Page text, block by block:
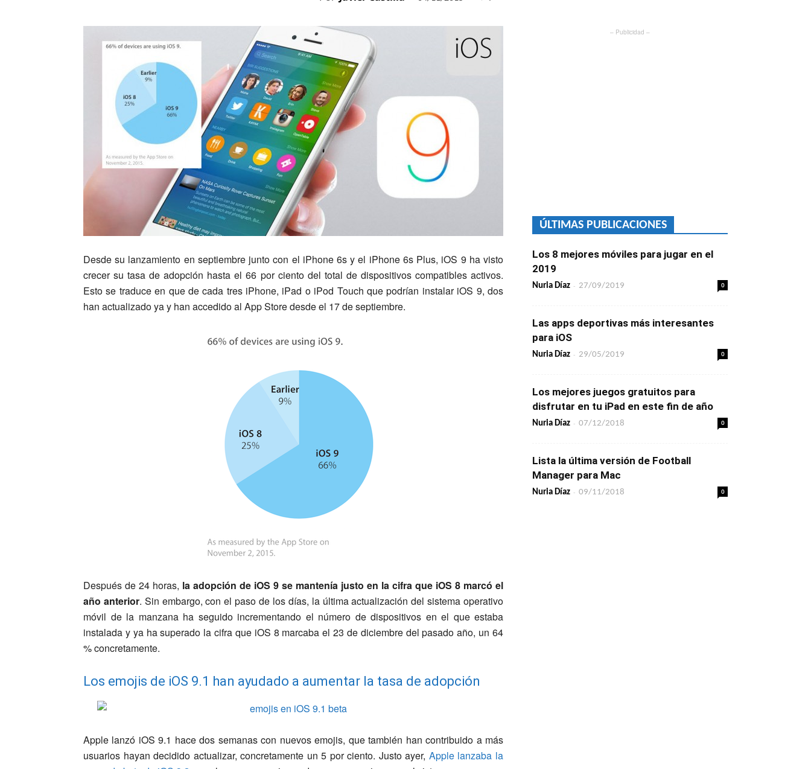
Desde su lanzamiento en septiembre junto con el iPhone 6s y el iPhone 6s Plus, iOS 9 ha visto
crecer su tasa de adopción hasta el 66 por ciento del total de dispositivos compatibles activos.
Esto se traduce en que de cada tres iPhone, iPad o iPod Touch que podrían instalar iOS 9, dos
han actualizado ya y han accedido al App Store desde el 17 de septiembre.
Después de 24 horas, la adopción de iOS 9 se mantenía justo en la cifra que iOS 8 marcó el
año anterior. Sin embargo, con el paso de los días, la última actualización del sistema operativo
móvil de la manzana ha seguido incrementando el número de dispositivos en el que estaba
instalada y ya ha superado la cifra que iOS 8 marcaba el 23 de diciembre del pasado año, un 64
% concretamente.
Los emojis de iOS 9.1 han ayudado a aumentar la tasa de adopción
Apple lanzó iOS 9.1 hace dos semanas con nuevos emojis, que también han contribuido a más
usuarios hayan decidido actualizar, concretamente un 5 por ciento. Justo ayer, Apple lanzaba la
– Publicidad –
ÚLTIMAS PUBLICACIONES
Los 8 mejores móviles para jugar en el
2019
Nuria Díaz - 27/09/2019 0
Las apps deportivas más interesantes
para iOS
Nuria Díaz - 29/05/2019 0
Los mejores juegos gratuitos para
disfrutar en tu iPad en este fin de año
Nuria Díaz - 07/12/2018 0
Lista la última versión de Football
Manager para Mac
Nuria Díaz - 09/11/2018 0